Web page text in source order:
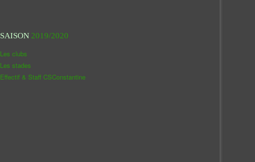
SAISON 2019/2020
Les clubs
Les stades
Effectif & Staff CSConstantine